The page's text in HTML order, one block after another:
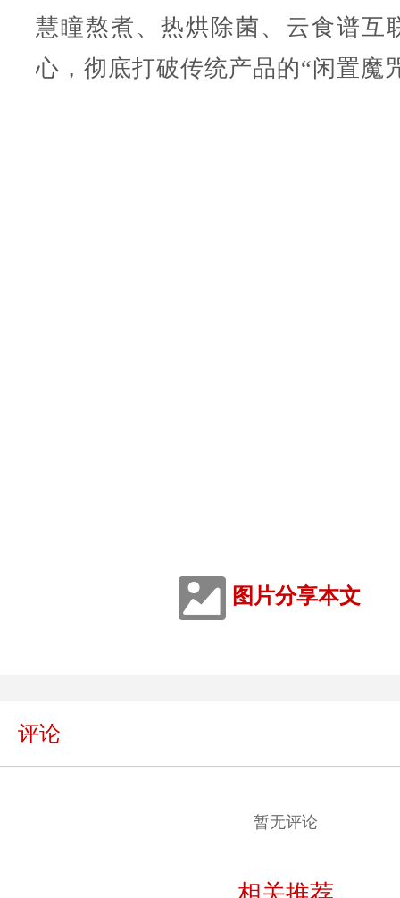
慧瞳熬煮、热烘除菌、云食谱互
心，彻底打破传统产品的“闲置魔
图片分享本文
评论
暂无评论